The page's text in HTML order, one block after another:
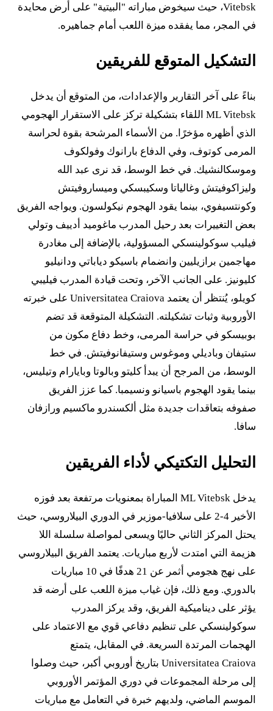
Vitebsk، حيث سيخوض مباراته "البيتية" على أرض محايدة
في المجر، مما يفقده ميزة اللعب أمام جماهيره.
التشكيل المتوقع للفريقين
بناءً على آخر التقارير والإعدادات، من المتوقع أن يدخل
ML Vitebsk اللقاء بتشكيلة تركز على الاستقرار الهجومي
الذي أظهره مؤخرًا. من الأسماء المرشحة بقوة لحراسة
المرمى كوتوف، وفي الدفاع بارانوك وفولكوف
وموسكالنشيك. في خط الوسط، قد نرى عبد الله
وليزاكوفيتش وغالياتا وسكيبسكي وميساروفيتش
وكونتسيفوي، بينما يقود الهجوم نيكولسون. ويواجه الفريق
بعض التغييرات بعد رحيل المدرب ماغوميد أدييف وتولي
فيليب سوكولينسكي المسؤولية، بالإضافة إلى مغادرة
مهاجمين برازيليين وانضمام باسيكو دياباتي ودانيليو
كليونيز. على الجانب الآخر، وتحت قيادة المدرب فيليبي
كويلو، يُنتظر أن يعتمد Universitatea Craiova على خبرته
الأوروبية وثبات تشكيلته. التشكيلة المتوقعة قد تضم
بوبيسكو في حراسة المرمى، وخط دفاع مكون من
ستيفان وباديلي وموغوس وستيفانوفيتش. في خط
الوسط، من المرجح أن يبدأ كليتو وبالوتا وبايارام وتيليس،
بينما يقود الهجوم باسيانو ونسيمبا. كما عزز الفريق
صفوفه بتعاقدات جديدة مثل ألكسندرو ماكسيم ورازفان
سافا.
التحليل التكتيكي لأداء الفريقين
يدخل ML Vitebsk المباراة بمعنويات مرتفعة بعد فوزه
الأخير 4-2 على سلافيا-موزير في الدوري البيلاروسي، حيث
يحتل المركز الثاني حاليًا ويسعى لمواصلة سلسلة اللا
هزيمة التي امتدت لأربع مباريات. يعتمد الفريق البيلاروسي
على نهج هجومي أثمر عن 21 هدفًا في 10 مباريات
بالدوري. ومع ذلك، فإن غياب ميزة اللعب على أرضه قد
يؤثر على ديناميكية الفريق، وقد يركز المدرب
سوكولينسكي على تنظيم دفاعي قوي مع الاعتماد على
الهجمات المرتدة السريعة. في المقابل، يتمتع
Universitatea Craiova بتاريخ أوروبي أكبر، حيث وصلوا
إلى مرحلة المجموعات في دوري المؤتمر الأوروبي
الموسم الماضي، ولديهم خبرة في التعامل مع مباريات